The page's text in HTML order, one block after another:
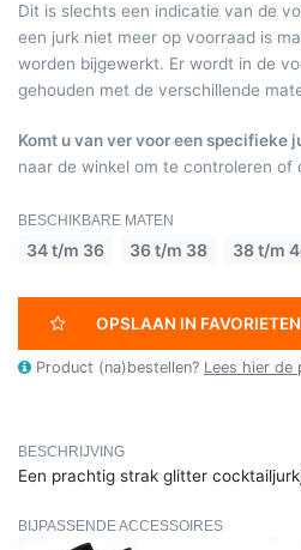
Dit is slechts een indicatie van de
een jurk niet meer op voorraad is
worden bijgewerkt. Er wordt in de
gehouden met de verschillende
Komt u van ver voor een specifieke
naar de winkel om te controleren of
BESCHIKBARE MATEN
34 t/m 36 36 t/m 38 38 t/m
OPSLAAN IN FAVORIETEN
Product (na)bestellen? Lees hier de
BESCHRIJVING
Een prachtig strak glitter
BIJPASSENDE ACCESSOIRES